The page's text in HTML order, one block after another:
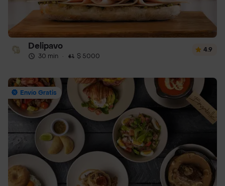
Delipavo
30 min · $ 5000
4.9
Envío Gratis